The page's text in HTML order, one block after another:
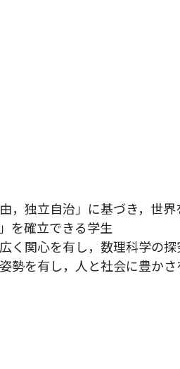
，独立自治」に基づき，世
を確立できる学生
く関心を有し，数理科学の
勢を有し，人と社会に豊か